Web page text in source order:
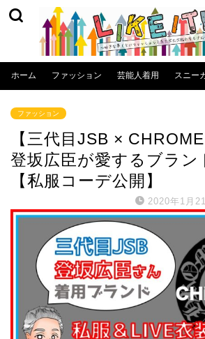
ホーム ファッション 芸能人着用 スニー
ファッション
【三代目JSB ×
登坂広臣が愛するブラン
【私服コーデ公開】
2020年1月